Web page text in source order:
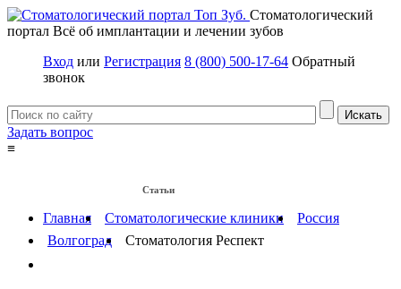
Стоматологический
портал Всё об имплантации и лечении зубов
Вход или Регистрация 8 (800) 500-17-64 Обратный
звонок
Задать вопрос
≡
Статьи
Главная Стоматологические клиники
Россия
Волгоград
Стоматология Респект